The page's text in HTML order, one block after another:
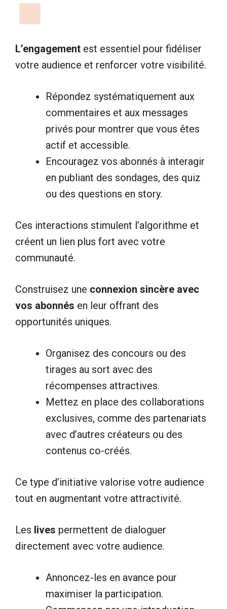
L’engagement est essentiel pour fidéliser
votre audience et renforcer votre visibilité.
Répondez systématiquement aux
commentaires et aux messages
privés pour montrer que vous êtes
actif et accessible.
Encouragez vos abonnés à interagir
en publiant des sondages, des quiz
ou des questions en story.
Ces interactions stimulent l’algorithme et
créent un lien plus fort avec votre
communauté.
Construisez une connexion sincère avec
vos abonnés en leur offrant des
opportunités uniques.
Organisez des concours ou des
tirages au sort avec des
récompenses attractives.
Mettez en place des collaborations
exclusives, comme des partenariats
avec d’autres créateurs ou des
contenus co-créés.
Ce type d’initiative valorise votre audience
tout en augmentant votre attractivité.
Les lives permettent de dialoguer
directement avec votre audience.
Annoncez-les en avance pour
maximiser la participation.